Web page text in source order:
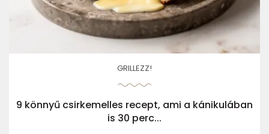
GRILLEZZ!
9 könnyű csirkemelles recept, ami a kánikulában
is 30 perc...